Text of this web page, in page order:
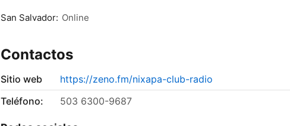
San Salvador: Online
Contactos
Sitio web
https://zeno.fm/nixapa-club-radio
Teléfono:
503 6300-9687